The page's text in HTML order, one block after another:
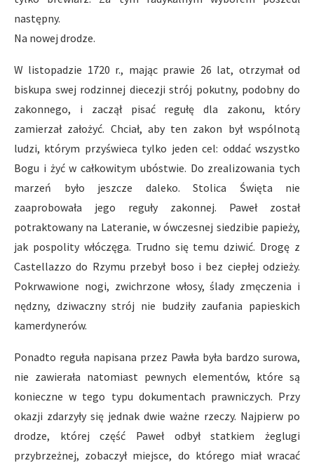
następny.
Na nowej drodze.
W listopadzie 1720 r., mając prawie 26 lat, otrzymał od
biskupa swej rodzinnej diecezji strój pokutny, podobny do
zakonnego, i zaczął pisać regułę dla zakonu, który
zamierzał założyć. Chciał, aby ten zakon był wspólnotą
ludzi, którym przyświeca tylko jeden cel: oddać wszystko
Bogu i żyć w całkowitym ubóstwie. Do zrealizowania tych
marzeń było jeszcze daleko. Stolica Święta nie
zaaprobowała jego reguły zakonnej. Paweł został
potraktowany na Lateranie, w ówczesnej siedzibie papieży,
jak pospolity włóczęga. Trudno się temu dziwić. Drogę z
Castellazzo do Rzymu przebył boso i bez ciepłej odzieży.
Pokrwawione nogi, zwichrzone włosy, ślady zmęczenia i
nędzny, dziwaczny strój nie budziły zaufania papieskich
kamerdynerów.
Ponadto reguła napisana przez Pawła była bardzo surowa,
nie zawierała natomiast pewnych elementów, które są
konieczne w tego typu dokumentach prawniczych. Przy
okazji zdarzyły się jednak dwie ważne rzeczy. Najpierw po
drodze, której część Paweł odbył statkiem żeglugi
przybrzeżnej, zobaczył miejsce, do którego miał wracać